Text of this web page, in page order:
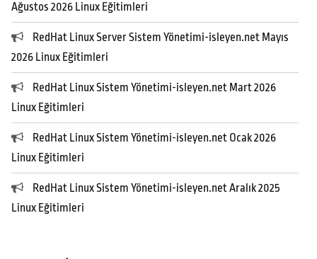
Ağustos 2026 Linux Eğitimleri
RedHat Linux Server Sistem Yönetimi-isleyen.net Mayıs
2026 Linux Eğitimleri
RedHat Linux Sistem Yönetimi-isleyen.net Mart 2026
Linux Eğitimleri
RedHat Linux Sistem Yönetimi-isleyen.net Ocak 2026
Linux Eğitimleri
RedHat Linux Sistem Yönetimi-isleyen.net Aralık 2025
Linux Eğitimleri